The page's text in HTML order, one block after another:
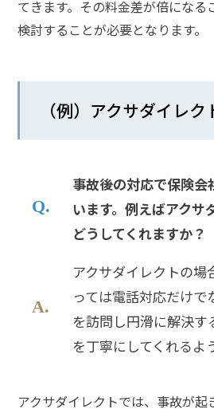
合
てきます。その料金差が倍になる
検討することが必要となります。
（例）アクサダイレ
事故後の対応で保険会
います。例えばアクサ
どうしてくれますか？
アクサダイレクトの場
っては電話対応だけ
を訪問し円滑に解決す
を丁寧にしてくれるよ
アクサダイレクトでは、事故が起